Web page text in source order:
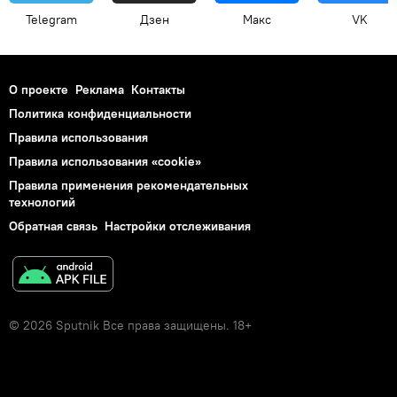
Telegram Дзен Макс VK
О проекте Реклама Контакты
Политика конфиденциальности
Правила использования
Правила использования «cookie»
Правила применения рекомендательных
технологий
Обратная связь Настройки отслеживания
© 2026 Sputnik Все права защищены. 18+